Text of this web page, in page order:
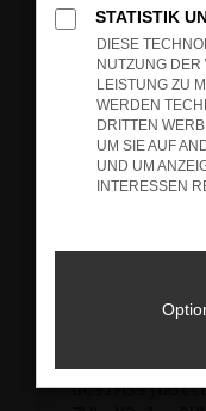
führen, dass
unterstützt
Wende dich
Wenn du alle
hast,
versuchen,
STATISTIK
DIESE
NUTZUNG DER
LEISTUNG ZU
WERDEN
DRITTEN
UM SIE AUF
UND UM
INTERESSEN